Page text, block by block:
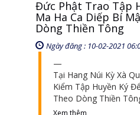
Tại Hang Núi Kỳ Xà
Kiểm Tập Huyền Ký
Theo Dòng Thiền Tông
Xem thêm
Khi Đức Phật kiểm
hoa sen chỉ có ông
mỉm cười và được